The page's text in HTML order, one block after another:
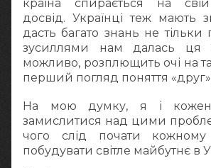
країна спирається на
досвід. Українці теж мають
дасть багато знань не
зусиллями нам далась ця
можливо, розплющить очі на
перший погляд поняття «друг»
На мою думку, я і
замислитися над цими
чого слід почати
побудувати світле майбутнє в